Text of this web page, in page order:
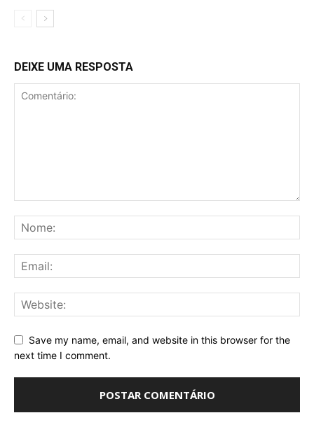
DEIXE UMA RESPOSTA
Save my name, email, and website in this browser for the
next time I comment.